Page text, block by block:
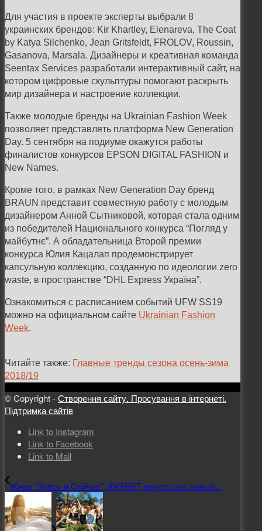
Для участия в проекте эксперты выбрали 8
украинских брендов: Kir Khartley, Elenareva, The Coat
by Katya Silchenko, Jean Gritsfeldt, FROLOV, Roussin,
Gasanova, Marsala. Дизайнеры и креативная команда
Seentax Services разработали интерактивный сайт, на
котором цифровые скульптуры помогают раскрыть
мир дизайнера и настроение коллекции.
Также молодые бренды на Ukrainian Fashion Week
позволяет представлять платформа New Generation
Day. 5 сентября на подиуме окажутся работы
финалистов конкурсов EPSON DIGITAL FASHION и
New Names.
Кроме того, в рамках New Generation Day бренд
BRAUN представит совместную работу с молодым
дизайнером Анной Сытниковой, которая стала одним
из победителей Национального конкурса “Погляд у
майбутнє”. А обладательница Второй премии
конкурса Юлия Кацалап продемонстрирует
капсульную коллекцию, созданную по идеологии zero
waste, в пространстве “DHL Express Україна”.
Ознакомиться с расписанием событий UFW SS19
можно на официальном сайте Ukrainian Fashion
Week.
Читайте также: Главные тренды сезона осень-зима
2018/19
© Copyright -Створення сайту. Просування в інтернеті.
Підтримка сайтів
Link to Instagram
Link to Facebook
Link to Mail
Живи “Здесь и Сейчас”: INGRET выпустила новый...